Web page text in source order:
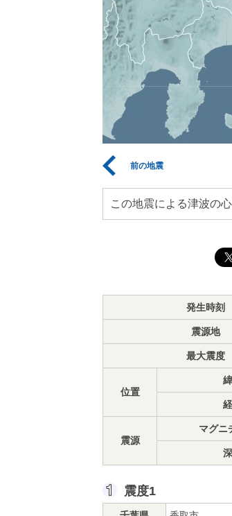
前の地震
この地震による津波の
発生時刻
震源地
最大震度
位置
震源
マグニ
震度1